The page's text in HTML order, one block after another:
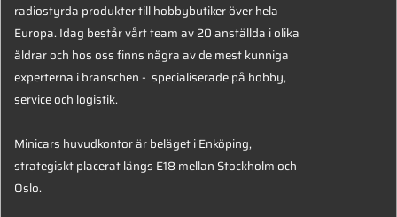
radiostyrda produkter till hobbybutiker över hela
Europa. Idag består vårt team av 20 anställda i olika
åldrar och hos oss finns några av de mest kunniga
experterna i branschen - specialiserade på hobby,
service och logistik.
Minicars huvudkontor är beläget i Enköping,
strategiskt placerat längs E18 mellan Stockholm och
Oslo.